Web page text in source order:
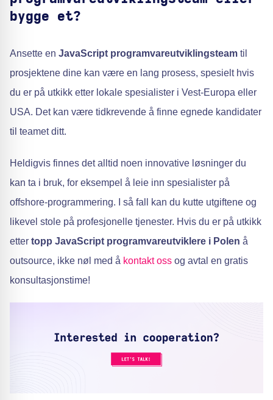
bygge et?
Ansette en JavaScript programvareutviklingsteam til
prosjektene dine kan være en lang prosess, spesielt hvis
du er på utkikk etter lokale spesialister i Vest-Europa eller
USA. Det kan være tidkrevende å finne egnede kandidater
til teamet ditt.
Heldigvis finnes det alltid noen innovative løsninger du
kan ta i bruk, for eksempel å leie inn spesialister på
offshore-programmering. I så fall kan du kutte utgiftene og
likevel stole på profesjonelle tjenester. Hvis du er på utkikk
etter topp JavaScript programvareutviklere i Polen å
outsource, ikke nøl med å kontakt oss og avtal en gratis
konsultasjonstime!